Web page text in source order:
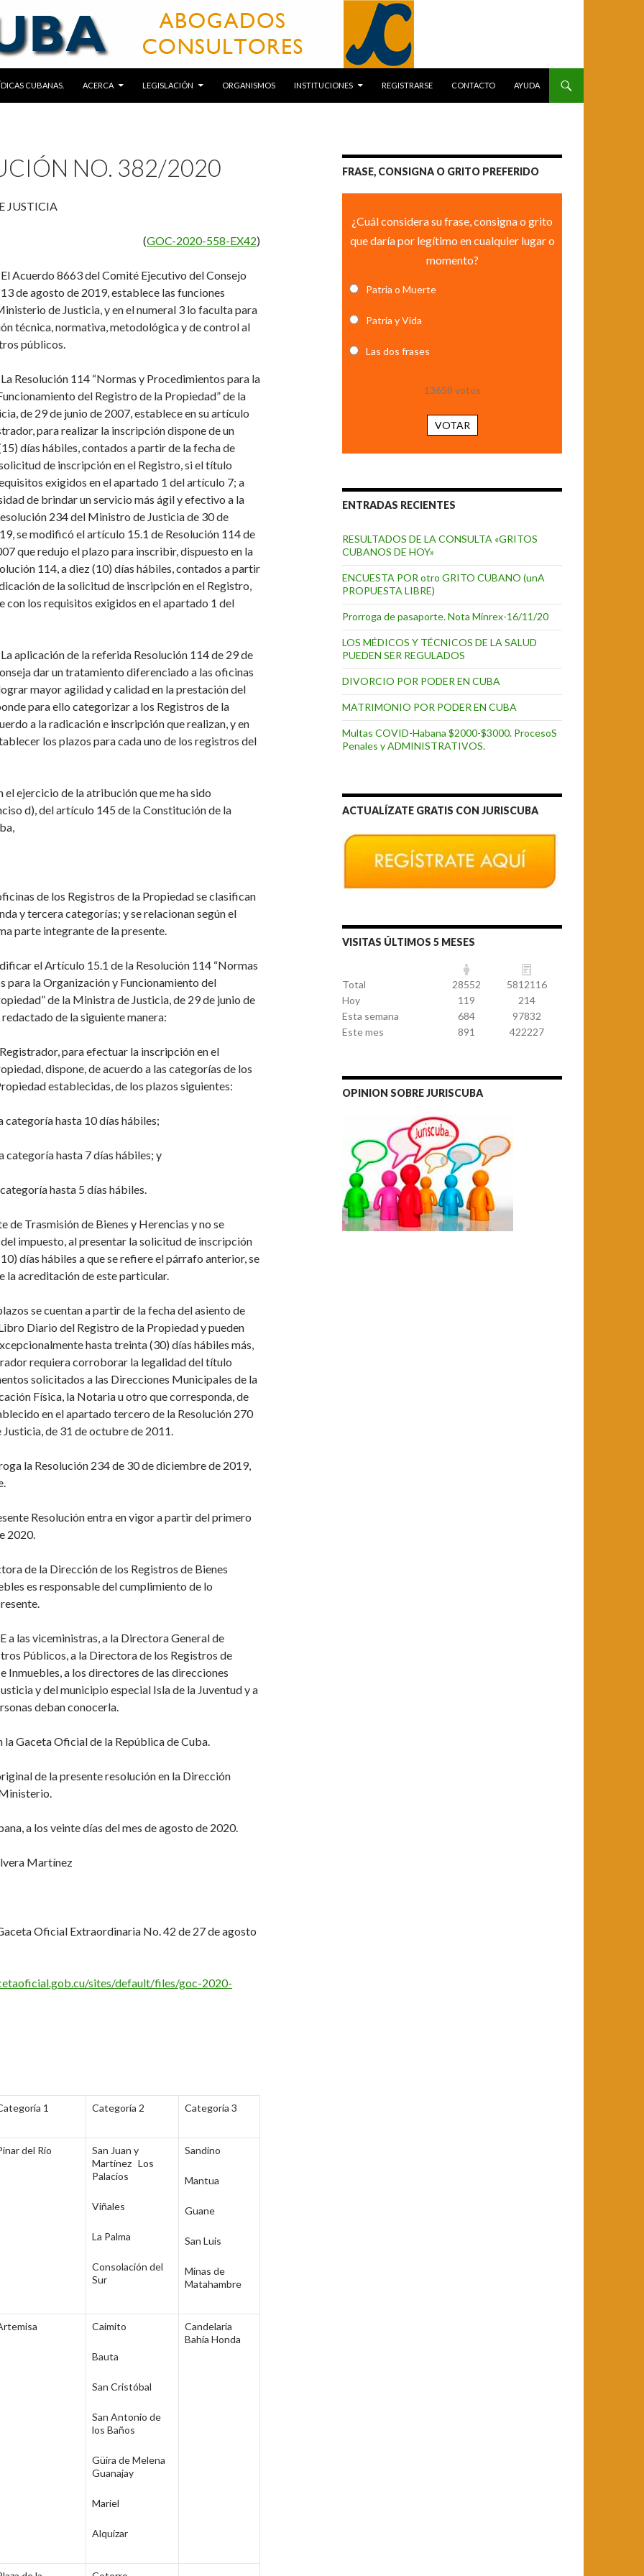
CUBANAS.
ACERCA LEGISLACIÓN ORGANISMOS INSTITUCIONES REGISTRARSE CONTACTO AYUDA
NO. 382/2020
JUSTICIA
(GOC-2020-558-EX42)
El Acuerdo 8663 del Comité Ejecutivo del Consejo
de agosto de 2019, establece las funciones
de Justicia, y enel numeral 3 lo faculta para
técnica, normativa, metodológica y de control al
públicos.
La Resolución 114 “Normas y Procedimientos para la
del Registro de la Propiedad” de la
de 29 de junio de 2007, establece en su artículo
para realizar la inscripción dispone de un
días hábiles, contados a partir de la fecha de
de inscripción en el Registro, si el título
exigidos en el apartado 1 del artículo 7; a
de brindar un servicio más ágil yefectivo a la
234 del Ministro de Justicia de 30 de
se modificó el artículo 15.1 de Resolución 114 de
que redujo el plazo para inscribir, dispuesto en la
114, a diez (10) días hábiles,contados a partir
de la solicitud de inscripción en el Registro,
con los requisitos exigidos en el apartado 1 del
La aplicación de la referida Resolución 114 de 29 de
dar un tratamiento diferenciado a las oficinas
mayoragilidad y calidad en la prestación del
para ello categorizar a los Registros de la
a la radicación e inscripción que realizan, y en
los plazos para cada uno de los registros del
el ejercicio de la atribución que me ha sido
d),del artículo 145 de la Constitución de la
de los Registros de la Propiedad se clasifican
y tercera categorías; y se relacionan según el
parte integrantede la presente.
el Artículo 15.1 de la Resolución 114 “Normas
para la Organización y Funcionamiento del
de la Ministrade Justicia, de 29 de junio de
de la siguiente manera:
para efectuar la inscripción en el
dad, dispone, de acuerdo a las categorías de los
establecidas, de los plazos siguientes:
categoría hasta 10 días hábiles;
categoría hasta 7 días hábiles; y
hasta 5 días hábiles.
de Trasmisión de Bienes y Herencias y no se
impuesto, al presentar la solicitud de inscripción
días hábiles a que se refiere el párrafo anterior, se
la acreditación de este particular.
se cuentan a partir de la fecha del asiento de
Diario del Registro de la Propiedad y pueden
hasta treinta (30) días hábiles más,
requiera corroborar la legalidaddel título
solicitados a las Direcciones Municipales de la
Física, la Notaria u otro que corresponda, de
en el apartado tercero de la Resolución 270
de 31 de octubre de 2011.
la Resolución 234 de 30 de diciembre de 2019,
Resolución entra en vigor a partir del primero
2020.
de la Dirección de los Registros de Bienes
es responsable del cumplimiento de lo
a las viceministras, a la Directora General de
Públicos, a la Directora de los Registros de
Inmuebles, a los directores de las direcciones
y del municipio especial Isla de la Juventud y a
deban conocerla.
la Gaceta Oficial de la República de Cuba.
de la presente resolución en la Dirección
a los veinte días del mes de agosto de 2020.
Martínez
Oficial Extraordinaria No.42 de 27deagosto
sites/default/files/goc-2020-
1 Categoría 2 Categoría 3
del Río
San Juan y
Martínez Los
Palacios
Viñales
La Palma
Consolación del
Sur
Sandino
Mantua
Guane
San Luis
Minas de
Matahambre
Caimito
Bauta
San Cristóbal
San Antonio de
los Baños
Güira de Melena
Guanajay
Mariel
Alquízar
Candelaria
Bahía Honda
FRASE, CONSIGNA O GRITO PREFERIDO
¿Cuál considera su frase, consigna o grito
que daría por legítimo en cualquier lugar o
momento?
Patria o Muerte
Patria y Vida
Las dos frases
13658 votos
VOTAR
ENTRADAS RECIENTES
RESULTADOS DE LA CONSULTA «GRITOS
CUBANOS DE HOY»
ENCUESTA POR otro GRITO CUBANO (unA
PROPUESTA LIBRE)
Prorroga de pasaporte. Nota Minrex-16/11/20
LOS MÉDICOS Y TÉCNICOS DE LA SALUD
PUEDEN SER REGULADOS
DIVORCIO POR PODER EN CUBA
MATRIMONIO POR PODER EN CUBA
Multas COVID-Habana $2000-$3000. ProcesoS
Penales y ADMINISTRATIVOS.
ACTUALÍZATE GRATIS CON JURISCUBA
VISITAS ÚLTIMOS 5 MESES
Total 28552
5812116
Hoy
119
214
Esta semana
684
97832
Este mes
891 422227
OPINION SOBRE JURISCUBA